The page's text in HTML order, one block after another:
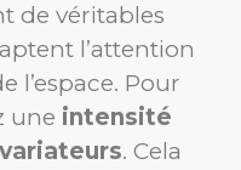
de véritables
l’attention
l’espace. Pour
une intensité
. Cela